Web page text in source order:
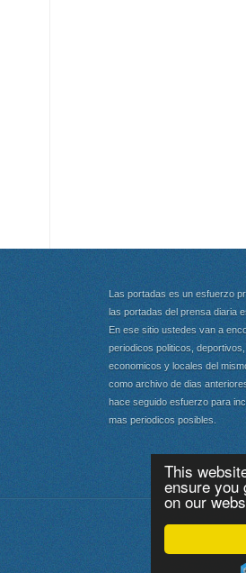
This
ensure you
on our
Las portadas es un esfuerzo
las portadas del prensa diaria
En ese sitio ustedes van a
periodicos politicos, deportivos,
economicos y locales del
como archivo de dias
hace seguido esfuerzo para
mas periodicos posibles.